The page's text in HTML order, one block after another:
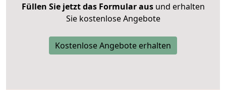
Füllen Sie jetzt das Formular ausund erhalten
Sie kostenlose Angebote
Kostenlose Angebote erhalten